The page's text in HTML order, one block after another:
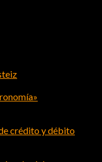
crédito y débito